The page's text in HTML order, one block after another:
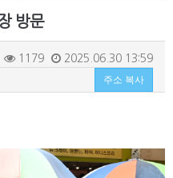
방문
1179
2025.06.30 13:59
주소 복사